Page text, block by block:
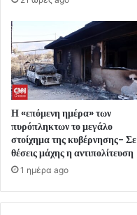
Η «επόμενη ημέρα» των
πυρόπληκτων το μεγάλο
στοίχημα της κυβέρνησης- Σε
θέσεις μάχης η αντιπολίτευση
1 ημέρα ago